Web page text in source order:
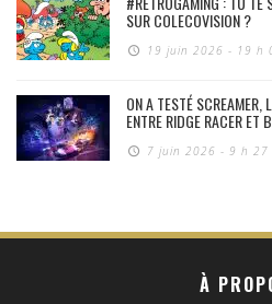
SUR COLECOVISION ?
19 juin 2026 - 19 h
ON A TESTÉ SCREAMER,
ENTRE RIDGE RACER ET
7 juin 2026 - 9 h 27
À